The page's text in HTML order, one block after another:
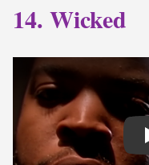
14. Wicked